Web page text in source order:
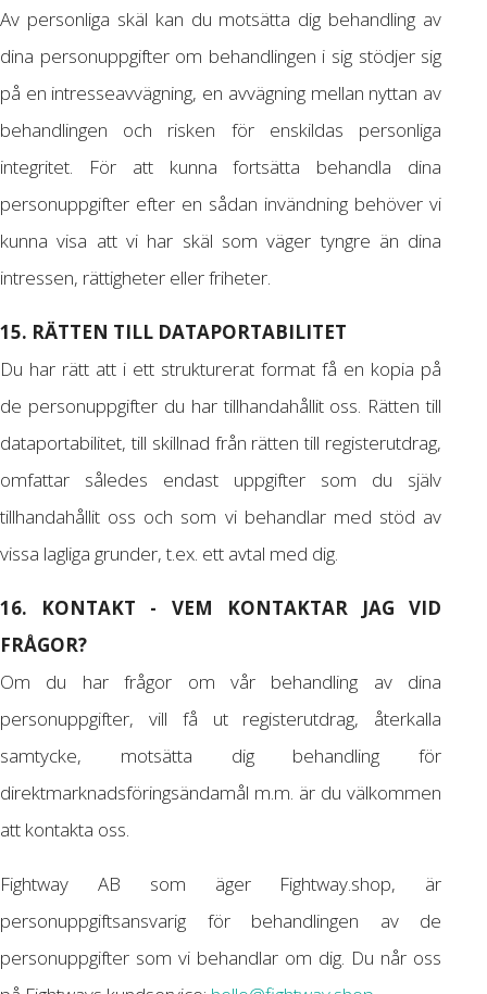
Av personliga skäl kan du motsätta dig behandling av
dina personuppgifter om behandlingen i sig stödjer sig
på en intresseavvägning, en avvägning mellan nyttan av
behandlingen och risken för enskildas personliga
integritet. För att kunna fortsätta behandla dina
personuppgifter efter en sådan invändning behöver vi
kunna visa att vi har skäl som väger tyngre än dina
intressen, rättigheter eller friheter.
15. RÄTTEN TILL DATAPORTABILITET
Du har rätt att i ett strukturerat format få en kopia på
de personuppgifter du har tillhandahållit oss. Rätten till
dataportabilitet, till skillnad från rätten till registerutdrag,
omfattar således endast uppgifter som du själv
tillhandahållit oss och som vi behandlar med stöd av
vissa lagliga grunder, t.ex. ett avtal med dig.
16. KONTAKT - VEM KONTAKTAR JAG VID
FRÅGOR?
Om du har frågor om vår behandling av dina
personuppgifter, vill få ut registerutdrag, återkalla
samtycke, motsätta dig behandling för
direktmarknadsföringsändamål m.m. är du välkommen
att kontakta oss.
Fightway AB som äger Fightway.shop, är
personuppgiftsansvarig för behandlingen av de
personuppgifter som vi behandlar om dig. Du når oss